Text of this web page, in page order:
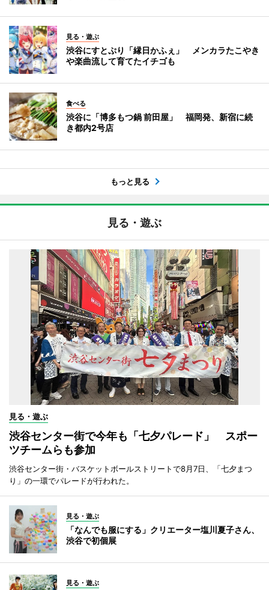
見る・遊ぶ
渋谷にすとぷり「縁日かふぇ」 メンカラたこやき
や楽曲流して育てたイチゴも
食べる
渋谷に「博多もつ鍋 前田屋」 福岡発、新宿に続
き都内2号店
もっと見る
見る・遊ぶ
見る・遊ぶ
渋谷センター街で今年も「七夕パレード」 スポー
ツチームらも参加
渋谷センター街・バスケットボールストリートで8月7日、「七夕まつ
り」の一環でパレードが行われた。
見る・遊ぶ
「なんでも服にする」クリエーター塩川夏子さん、
渋谷で初個展
見る・遊ぶ